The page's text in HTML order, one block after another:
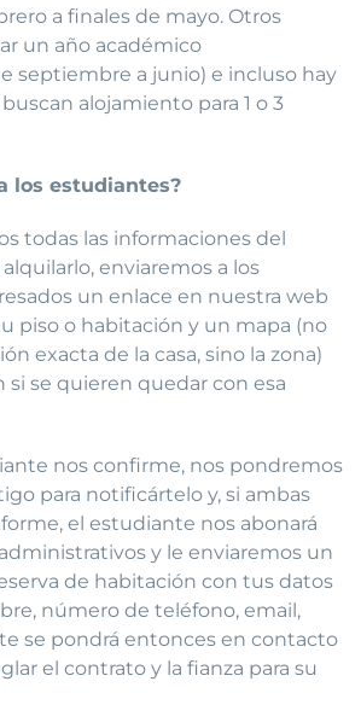
a finales de mayo. Otros
un año académico
septiembre a junio) e incluso hay
alojamiento para 1 o 3
los estudiantes?
todas las informaciones del
enviaremos a los
un enlace en nuestra web
piso o habitación y un mapa (no
exacta de la casa, sino la zona)
si se quieren quedar con esa
nos confirme, nos pondremos
para notificártelo y, si ambas
el estudiante nos abonará
y le enviaremos un
de habitación con tus datos
número de teléfono, email,
se pondrá entonces en contacto
el contrato y la fianza para su